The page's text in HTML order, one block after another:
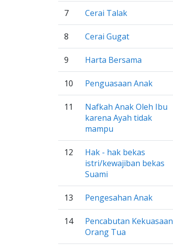
7 Cerai Talak
8 Cerai Gugat
9 Harta Bersama
10 Penguasaan Anak
11
Nafkah Anak Oleh Ibu
karena Ayah tidak
mampu
12
Hak - hak bekas
istri/kewajiban bekas
Suami
13 Pengesahan Anak
14
Pencabutan Kekuasaan
Orang Tua